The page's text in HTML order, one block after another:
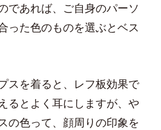
であれば、ご自身のパーソ
った色のものを選ぶとベス
スを着ると、レフ板効果で
るとよく耳にしますが、や
の色って、顔周りの印象を